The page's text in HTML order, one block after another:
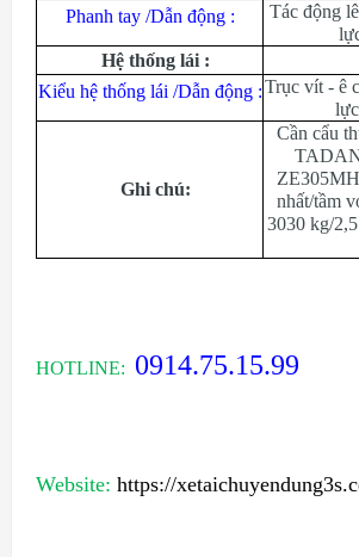
Phanh tay /Dẫn động :
Tác động
Hệ thống lái :
Kiểu hệ thống lái /Dẫn động :Trục vít - ê
Ghi chú:
Cần cẩu
nhất/tầm
3030 kg/
HOTLINE: 0914.75.15.99
Website: https://